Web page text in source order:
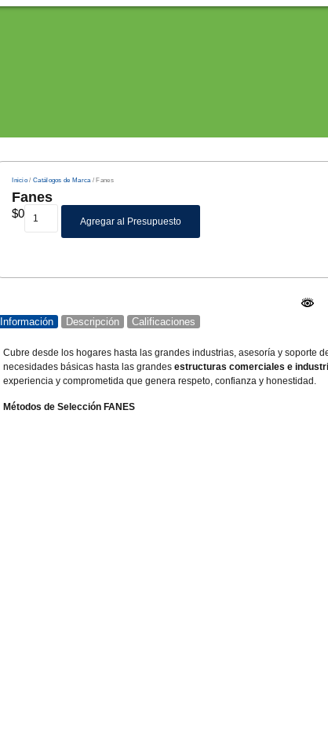
Inicio /Catálogos de Marca / Fanes
Fanes
$0
Agregar al Presupuesto
Información Descripción Calificaciones
Cubre desde los hogares hasta las grandes industrias, asesoría y soporte
necesidades básicas hasta las grandesestructuras comerciales e
experiencia y comprometida que genera respeto, confianza y honestidad.
Métodos de Selección FANES